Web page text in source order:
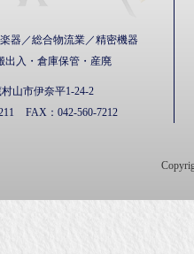
器／総合物流業／精密機器
出入・倉庫保管・産廃
山市伊奈平1-24-2
FAX： 042-560-7212